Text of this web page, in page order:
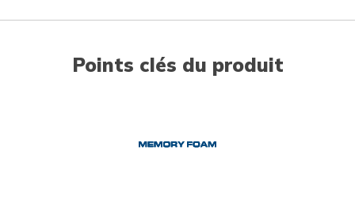
Points clés du produit